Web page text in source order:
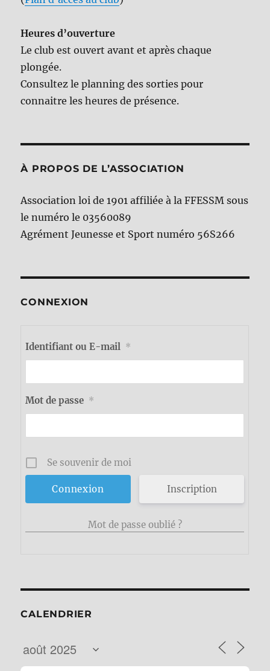
Heures d’ouverture
Le club est ouvert avant et après chaque
plongée.
Consultez le planning des sorties pour
connaitre les heures de présence.
À PROPOS DE L’ASSOCIATION
Association loi de 1901 affiliée à la FFESSM sous
le numéro le 03560089
Agrément Jeunesse et Sport numéro 56S266
CONNEXION
Identifiant ou E-mail *
Mot de passe *
Se souvenir de moi
Inscription
Mot de passe oublié ?
CALENDRIER